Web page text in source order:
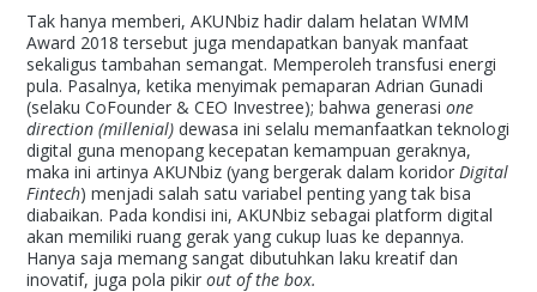
Tak hanya memberi, AKUNbiz hadir dalam helatan WMM
Award 2018 tersebut juga mendapatkan banyak manfaat
sekaligus tambahan semangat. Memperoleh transfusi energi
pula. Pasalnya, ketika menyimak pemaparan Adrian Gunadi
(selaku CoFounder & CEO Investree); bahwa generasione
direction (millenial) dewasa ini selalu memanfaatkan teknologi
digital guna menopang kecepatan kemampuan geraknya,
maka ini artinya AKUNbiz (yang bergerak dalam koridorDigital
Fintech) menjadi salah satu variabel penting yang tak bisa
diabaikan. Pada kondisi ini, AKUNbiz sebagai platform digital
akan memiliki ruang gerak yang cukup luas ke depannya.
Hanya saja memang sangat dibutuhkan laku kreatif dan
inovatif, juga pola pikirout of the box.